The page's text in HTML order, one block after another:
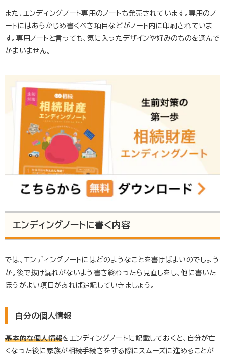
また、エンディングノート専用のノートも発売されています。専用のノ
ートにはあらかじめ書くべき項目などがノート内に印刷されていま
す。専用ノートと言っても、気に入ったデザインや好みのものを選んで
かまいません。
エンディングノートに書く内容
では、エンディングノートにはどのようなことを書けばよいのでしょう
か。後で抜け漏れがないよう書き終わったら見直しをし、他に書いた
ほうがよい項目があれば追記していきましょう。
自分の個人情報
基本的な個人情報をエンディングノートに記載しておくと、自分が亡
くなった後に家族が相続手続きをする際にスムーズに進めることが